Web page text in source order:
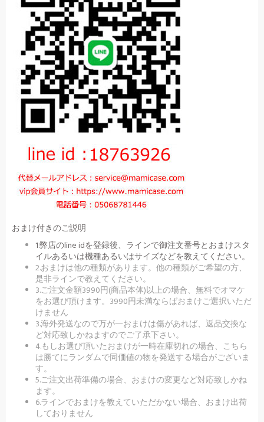
おまけ付きのご説明
1.弊店のline idを登録後、ラインで御注文番号とおまけスタ
イルあるいは機種あるいはサイズなどを教えてください。
2.おまけは他の種類があります。他の種類がご希望の方、
是非ラインで教えてください。
3.ご注文金額3990円(商品本体)以上の場合、無料でオマケ
をお選び頂けます。3990円未満ならばおまけご選択いただ
けません
3.海外発送なので万が一おまけは傷があれば、返品交換な
ど対応致しかねますのでご了承下さい。
4.もしお選び頂いたおまけが一時在庫切れの場合、こちら
は勝てにランダムで同価値の物を発送する場合がございま
す。
5.ご注文出荷準備の場合、おまけの変更など対応致しかね
ます。
6.ラインでおまけを教えていただかない場合、おまけ出荷
しておりません